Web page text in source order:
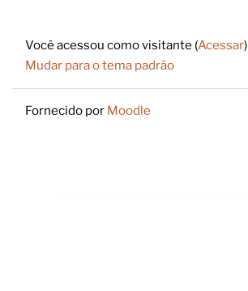
Você acessou como visitante (Acessar)
Mudar para o tema padrão
Fornecido por Moodle